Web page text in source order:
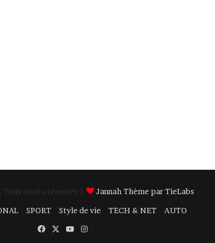
droits réservés |
Jannah Thème par TieLabs
SPORT Style de vie TECH & NET
AUTO
Facebook
X YouTubeInstagram